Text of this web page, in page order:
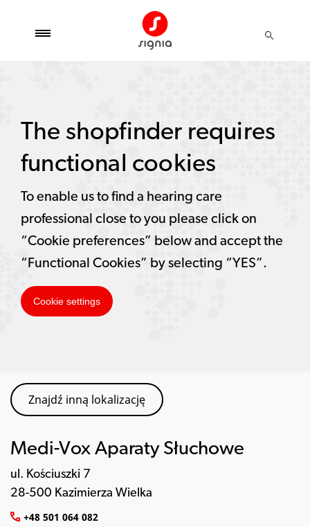
Znajdź inną lokalizację
Medi-Vox Aparaty Słuchowe
ul. Kościuszki 7
28-500 Kazimierza Wielka
+48 501 064 082
The shopfinder requires
functional cookies
To enable us to find a hearing care
professional close to you please click on
“Cookie preferences” below and accept the
“Functional Cookies” by selecting “YES”.
Cookie settings